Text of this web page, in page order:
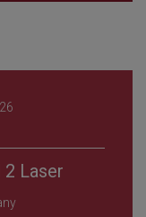
Laser